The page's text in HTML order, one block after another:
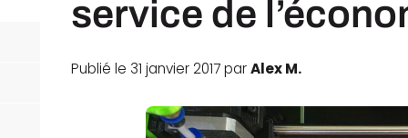
service de
Publié le 31 janvier 2017 parAlex M.